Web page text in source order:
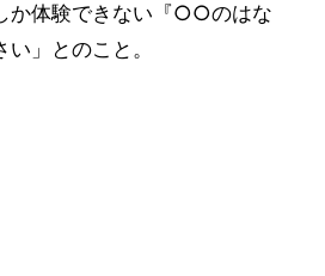
か体験できない『○○のはな
」とのこと。